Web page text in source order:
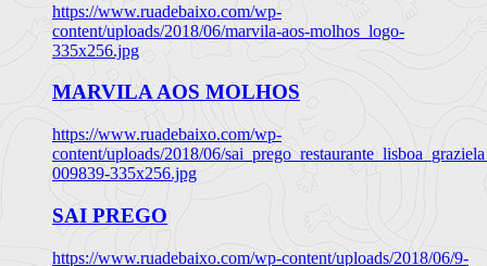
https://www.ruadebaixo.com/wp-
content/uploads/2018/06/marvila-aos-molhos_logo-
335x256.jpg
MARVILA AOS MOLHOS
https://www.ruadebaixo.com/wp-
content/uploads/2018/06/
009839-335x256.jpg
SAI PREGO
https://www.ruadebaixo.com/wp-content/uploads/2018/06/9-